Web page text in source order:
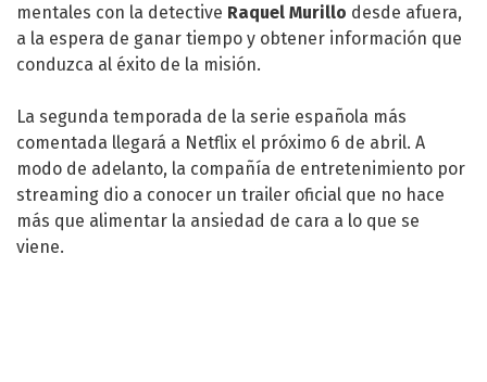
mentales con la detective Raquel Murillo desde afuera,
a la espera de ganar tiempo y obtener información que
conduzca al éxito de la misión.
La segunda temporada de la serie española más
comentada llegará a Netflix el próximo 6 de abril. A
modo de adelanto, la compañía de entretenimiento por
streaming dio a conocer un trailer oficial que no hace
más que alimentar la ansiedad de cara a lo que se
viene.